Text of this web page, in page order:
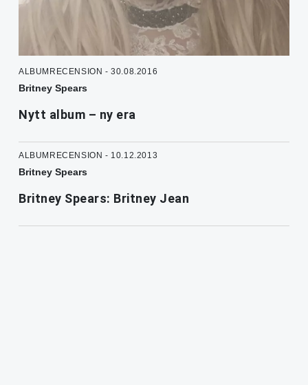
ALBUMRECENSION - 30.08.2016
Britney Spears
Nytt album – ny era
ALBUMRECENSION - 10.12.2013
Britney Spears
Britney Spears: Britney Jean